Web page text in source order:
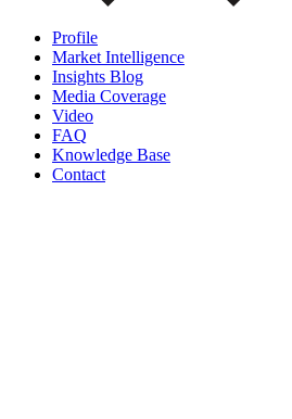
Profile
Market Intelligence
Insights Blog
Media Coverage
Video
FAQ
Knowledge Base
Contact